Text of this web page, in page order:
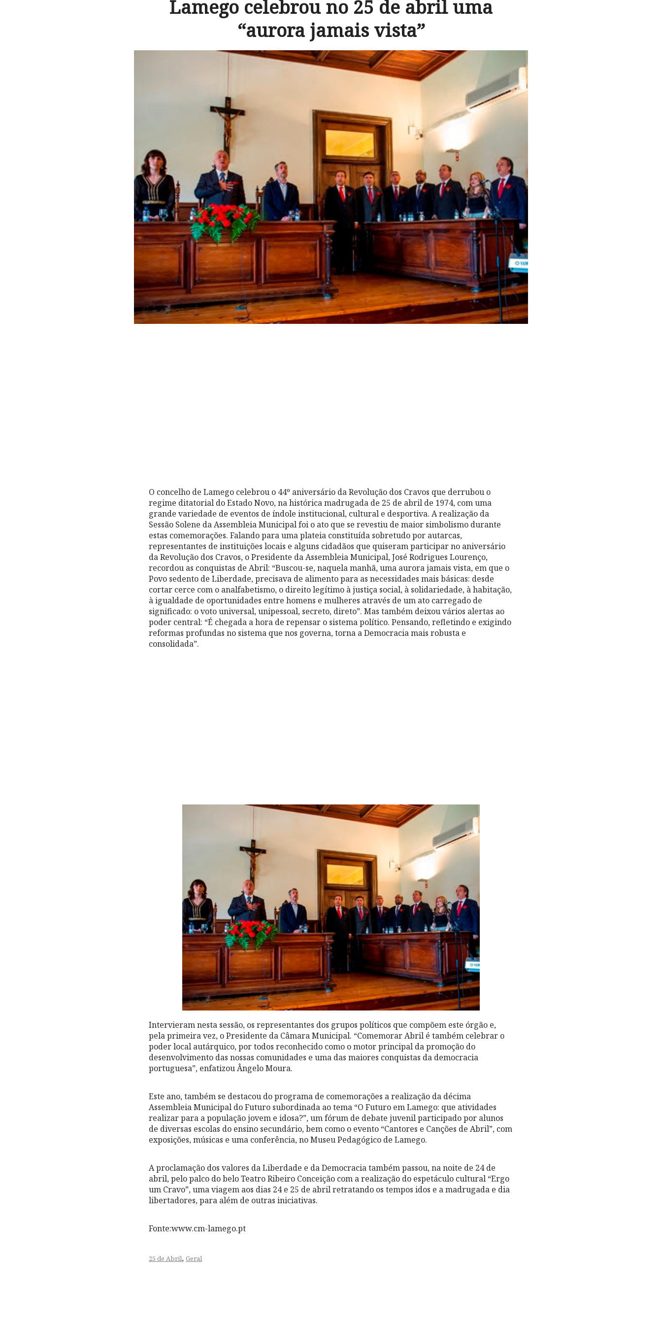
Lamego celebrou no 25 de abril uma
“aurora jamais vista”
O concelho de Lamego celebrou o 44º aniversário da Revolução dos Cravos que derrubou o
regime ditatorial do Estado Novo, na histórica madrugada de 25 de abril de 1974, com uma
grande variedade de eventos de índole institucional, cultural e desportiva. A realização da
Sessão Solene da Assembleia Municipal foi o ato que se revestiu de maior simbolismo durante
estas comemorações. Falando para uma plateia constituída sobretudo por autarcas,
representantes de instituições locais e alguns cidadãos que quiseram participar no aniversário
da Revolução dos Cravos, o Presidente da Assembleia Municipal, José Rodrigues Lourenço,
recordou as conquistas de Abril: “Buscou-se, naquela manhã, uma aurora jamais vista, em que o
Povo sedento de Liberdade, precisava de alimento para as necessidades mais básicas: desde
cortar cerce com o analfabetismo, o direito legítimo à justiça social, à solidariedade, à habitação,
à igualdade de oportunidades entre homens e mulheres através de um ato carregado de
significado: o voto universal, unipessoal, secreto, direto”. Mas também deixou vários alertas ao
poder central: “É chegada a hora de repensar o sistema político. Pensando, refletindo e exigindo
reformas profundas no sistema que nos governa, torna a Democracia mais robusta e
consolidada”.
Intervieram nesta sessão, os representantes dos grupos políticos que compõem este órgão e,
pela primeira vez, o Presidente da Câmara Municipal. “Comemorar Abril é também celebrar o
poder local autárquico, por todos reconhecido como o motor principal da promoção do
desenvolvimento das nossas comunidades e uma das maiores conquistas da democracia
portuguesa”, enfatizou Ângelo Moura.
Este ano, também se destacou do programa de comemorações a realização da décima
Assembleia Municipal do Futuro subordinada ao tema “O Futuro em Lamego: que atividades
realizar para a população jovem e idosa?”, um fórum de debate juvenil participado por alunos
de diversas escolas do ensino secundário, bem como o evento “Cantores e Canções de Abril”, com
exposições, músicas e uma conferência, no Museu Pedagógico de Lamego.
A proclamação dos valores da Liberdade e da Democracia também passou, na noite de 24 de
abril, pelo palco do belo Teatro Ribeiro Conceição com a realização do espetáculo cultural “Ergo
um Cravo”, uma viagem aos dias 24 e 25 de abril retratando os tempos idos e a madrugada e dia
libertadores, para além de outras iniciativas.
Fonte:www.cm-lamego.pt
25 de Abril, Geral